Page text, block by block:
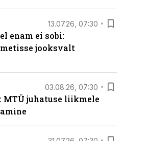
13.07.26, 07:30
enam ei sobi:
jooksvalt
03.08.26, 07:30
MTÜ juhatuse liikmele